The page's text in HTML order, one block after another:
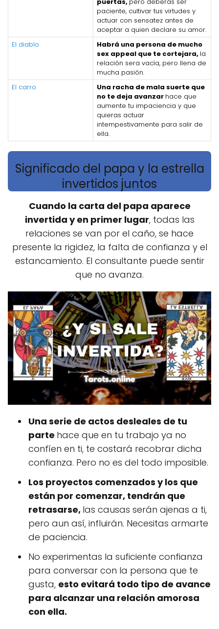
paciente, cultivar tus virtudes y
actuar con sensatez antes de
aceptar a quien declare su amor.
El diablo
Habrá una persona de mucho
sex appeal que te cortejara, la
relación sera vacía, pero llena de
mucha pasión.
El carro
Una racha de mala suerte que
no te deja avanzar hace que
aumente tu impaciencia y que
quieras actuar
intempestivamente para salir de
ella.
Significado del papa y la estrella
invertidos juntos
Cuando la carta del papa aparece
invertida y en primer lugar, todas las
relaciones se van por el caño, se hace
presente la rigidez, la falta de confianza y el
estancamiento. El consultante puede sentir
que no avanza.
Una serie de actos desleales de tu
parte hace que en tu trabajo ya no
confíen en ti, te costará recobrar dicha
confianza. Pero no es del todo imposible.
Los proyectos comenzados y los que
están por comenzar, tendrán que
retrasarse, las causas serán ajenas a ti,
pero aun así, influirán. Necesitas armarte
de paciencia.
No experimentas la suficiente confianza
para conversar con la persona que te
gusta, esto evitará todo tipo de avance
para alcanzar una relación amorosa
con ella.